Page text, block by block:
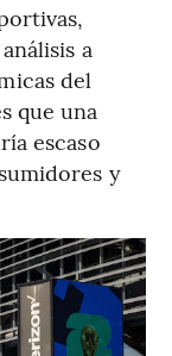
a
del
que una
escaso
y